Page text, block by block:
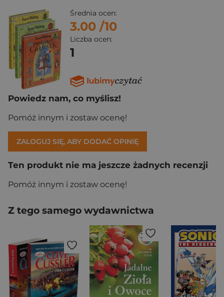
Średnia ocen:
3.00 /10
Liczba ocen:
1
Powiedz nam, co myślisz!
Pomóż innym i zostaw ocenę!
ZALOGUJ SIĘ, ABY DODAĆ OPINIĘ
Ten produkt nie ma jeszcze żadnych recenzji
Pomóż innym i zostaw ocenę!
Z tego samego wydawnictwa